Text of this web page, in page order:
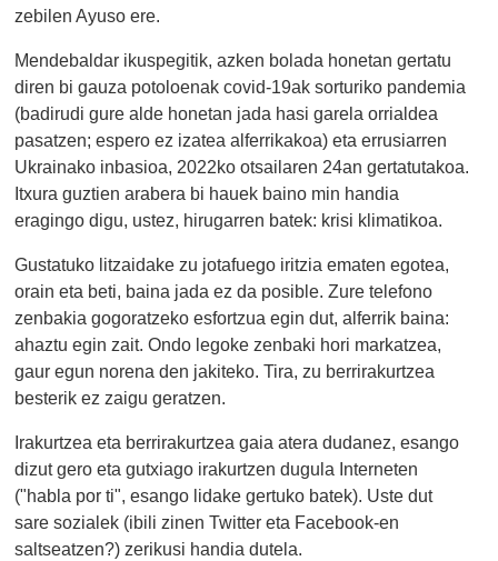
zebilen Ayuso ere.
Mendebaldar ikuspegitik, azken bolada honetan gertatu
diren bi gauza potoloenak covid-19ak sorturiko pandemia
(badirudi gure alde honetan jada hasi garela orrialdea
pasatzen; espero ez izatea alferrikakoa) eta errusiarren
Ukrainako inbasioa, 2022ko otsailaren 24an gertatutakoa.
Itxura guztien arabera bi hauek baino min handia
eragingo digu, ustez, hirugarren batek: krisi klimatikoa.
Gustatuko litzaidake zu jotafuego iritzia ematen egotea,
orain eta beti, baina jada ez da posible. Zure telefono
zenbakia gogoratzeko esfortzua egin dut, alferrik baina:
ahaztu egin zait. Ondo legoke zenbaki hori markatzea,
gaur egun norena den jakiteko. Tira, zu berrirakurtzea
besterik ez zaigu geratzen.
Irakurtzea eta berrirakurtzea gaia atera dudanez, esango
dizut gero eta gutxiago irakurtzen dugula Interneten
("habla por ti", esango lidake gertuko batek). Uste dut
sare sozialek (ibili zinen Twitter eta Facebook-en
saltseatzen?) zerikusi handia dutela.